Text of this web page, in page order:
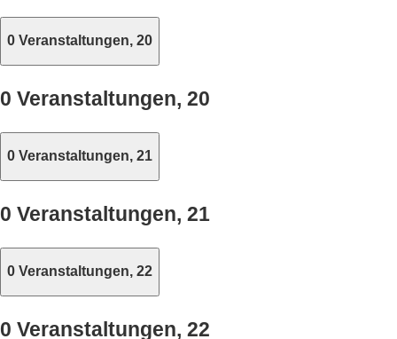
0 Veranstaltungen, 20
0 Veranstaltungen, 20
0 Veranstaltungen, 21
0 Veranstaltungen, 21
0 Veranstaltungen, 22
0 Veranstaltungen, 22